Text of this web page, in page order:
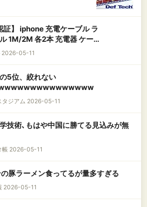
証】 iphone 充電ケーブル ラ
1M/2M 各2本 充電器 ケーブ
ナイロン編み 最大
止 超高耐久iPhone14/14
2026-05-11
5位、絞れない
タジアム 2026-05-11
技術､もはや中国に勝てる見込みが無
帳 2026-05-11
豚ラーメン食ってるが量多すぎる
2026-05-11